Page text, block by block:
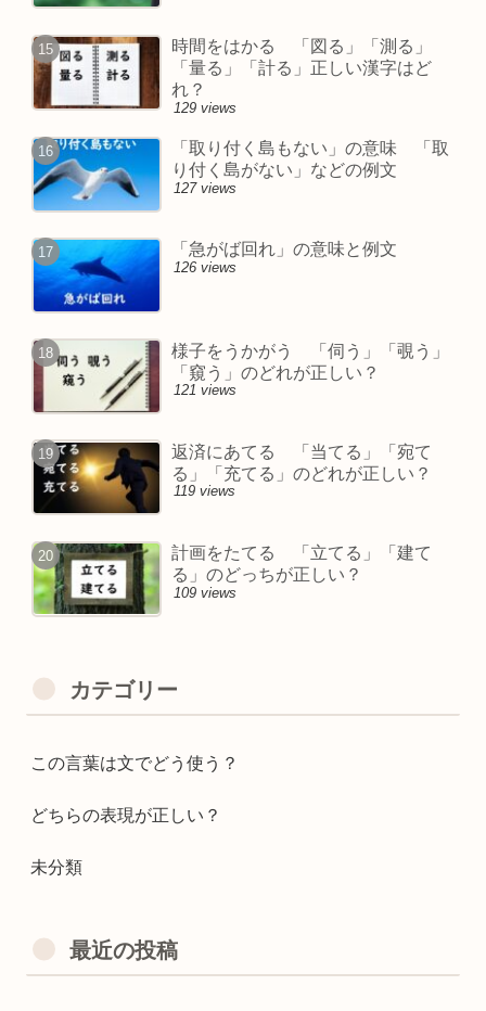
時間をはかる 「図る」「測る」
「量る」「計る」正しい漢字はど
れ？
129 views
「取り付く島もない」の意味 「取
り付く島がない」などの例文
127 views
「急がば回れ」の意味と例文
126 views
様子をうかがう 「伺う」「覗う」
「窺う」のどれが正しい？
121 views
返済にあてる 「当てる」「宛て
る」「充てる」のどれが正しい？
119 views
計画をたてる 「立てる」「建て
る」のどっちが正しい？
109 views
カテゴリー
この言葉は文でどう使う？
どちらの表現が正しい？
未分類
最近の投稿